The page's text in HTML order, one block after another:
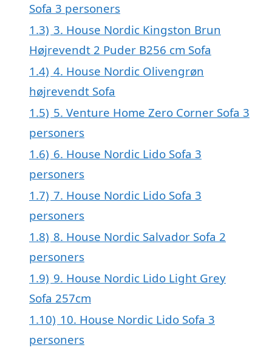
Sofa 3 personers
1.3) 3. House Nordic Kingston Brun
Højrevendt 2 Puder B256 cm Sofa
1.4) 4. House Nordic Olivengrøn
højrevendt Sofa
1.5) 5. Venture Home Zero Corner Sofa 3
personers
1.6) 6. House Nordic Lido Sofa 3
personers
1.7) 7. House Nordic Lido Sofa 3
personers
1.8) 8. House Nordic Salvador Sofa 2
personers
1.9) 9. House Nordic Lido Light Grey
Sofa 257cm
1.10) 10. House Nordic Lido Sofa 3
personers